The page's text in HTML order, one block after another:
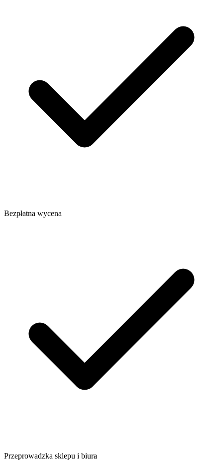
Bezpłatna wycena
Przeprowadzka sklepu i biura